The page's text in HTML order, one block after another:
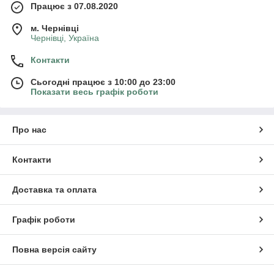
Працює з 07.08.2020
м. Чернівці
Чернівці, Україна
Контакти
Сьогодні працює з 10:00 до 23:00
Показати весь графік роботи
Про нас
Контакти
Доставка та оплата
Графік роботи
Повна версія сайту